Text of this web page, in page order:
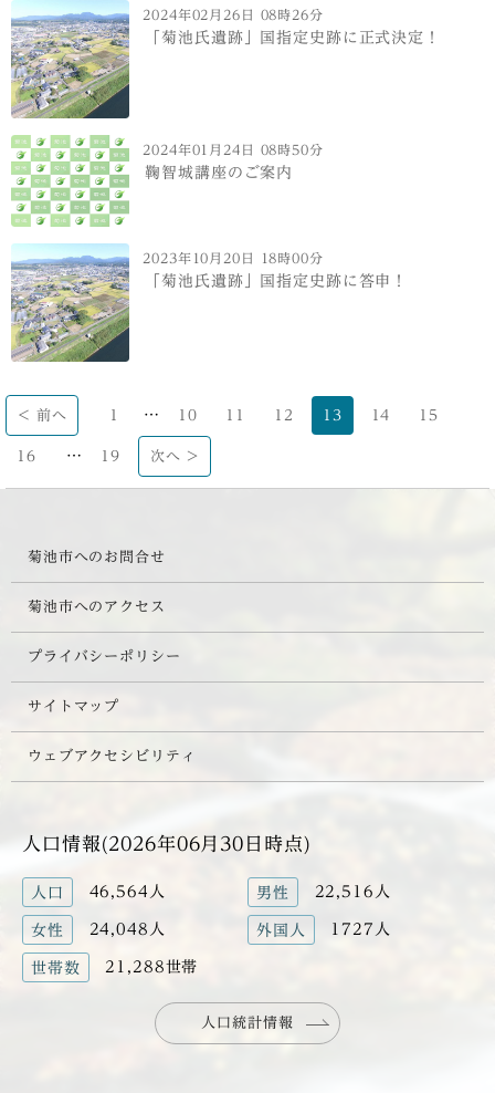
2024年02月26日 08時26分
「菊池氏遺跡」国指定史跡に正式決定！
2024年01月24日 08時50分
鞠智城講座のご案内
2023年10月20日 18時00分
「菊池氏遺跡」国指定史跡に答申！
< 前へ 1 … 10 11 12 13 14 15
16 … 19 次へ >
菊池市へのお問合せ
菊池市へのアクセス
プライバシーポリシー
サイトマップ
ウェブアクセシビリティ
人口情報(2026年06月30日時点)
人口 46,564人 男性 22,516人
女性 24,048人 外国人 1727人
世帯数 21,288世帯
人口統計情報